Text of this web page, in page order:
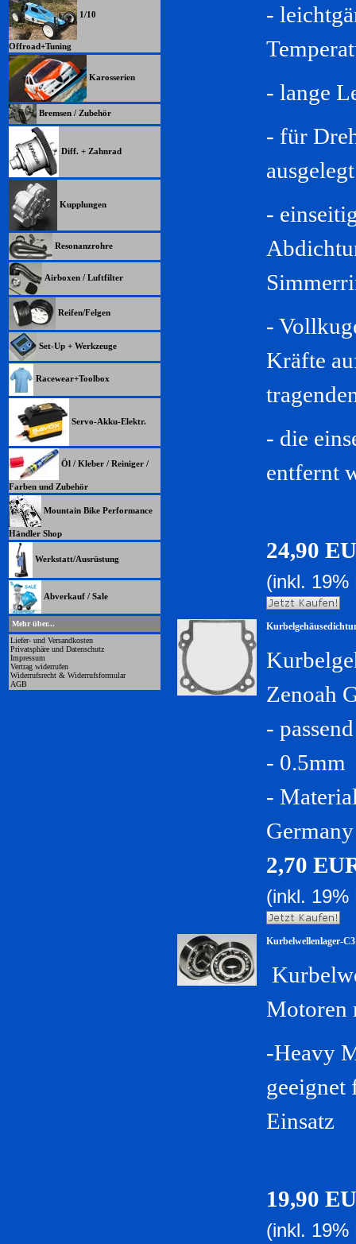
1/10
Offroad+Tuning
Karosserien
Bremsen / Zubehör
Diff. + Zahnrad
Kupplungen
Resonanzrohre
Airboxen / Luftfilter
Reifen/Felgen
Set-Up + Werkzeuge
Racewear+Toolbox
Servo-Akku-Elektr.
Öl / Kleber / Reiniger /
Farben und Zubehör
Mountain Bike Performance
Händler Shop
Werkstatt/Ausrüstung
Abverkauf / Sale
Mehr über...
Liefer- und Versandkosten
Privatsphäre und Datenschutz
Impressum
Vertrag widerrufen
Widerrufsrecht & Widerrufsformular
AGB
-
- lange
- für
ausgelegt
-
-
Kräfte
- die
entfernt
24,90
(inkl.
Zenoah
-
- 0.5mm
-
Germany
2,70
(inkl.
Kurbelwellenlager-
Motoren
-Heavy
geeignet
Einsatz
19,90
(inkl.